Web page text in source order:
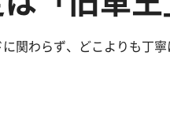
わらず、どこよりも丁寧